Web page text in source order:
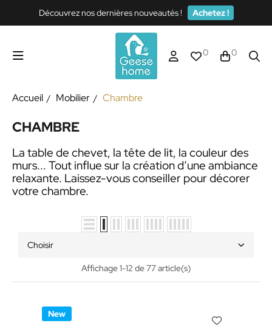
Découvrez nos dernières nouveautés ! Achetez !
0 0
Accueil Mobilier Chambre
CHAMBRE
La table de chevet, la tête de lit, la couleur des
murs... Tout influe sur la création d’une ambiance
relaxante. Laissez-vous conseiller pour décorer
votre chambre.
Choisir
Affichage 1-12 de 77 article(s)
New